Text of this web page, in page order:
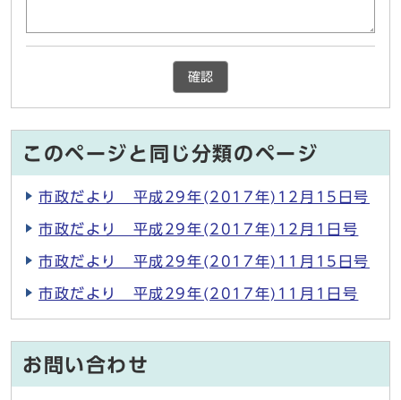
確認
このページと同じ分類のページ
市政だより 平成29年(2017年)12月15日号
市政だより 平成29年(2017年)12月1日号
市政だより 平成29年(2017年)11月15日号
市政だより 平成29年(2017年)11月1日号
お問い合わせ